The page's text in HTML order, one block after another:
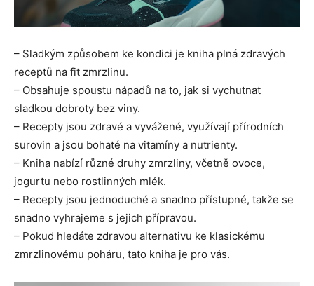
– Sladkým způsobem ke kondici je kniha plná zdravých
receptů na fit zmrzlinu.
– Obsahuje spoustu nápadů na to, jak si vychutnat
sladkou dobroty bez viny.
– Recepty jsou zdravé a vyvážené, využívají přírodních
surovin a jsou bohaté na vitamíny a nutrienty.
– Kniha nabízí různé druhy zmrzliny, včetně ovoce,
jogurtu nebo rostlinných mlék.
– Recepty jsou jednoduché a snadno přístupné, takže se
snadno vyhrajeme s jejich přípravou.
– Pokud hledáte zdravou alternativu ke klasickému
zmrzlinovému poháru, tato kniha je pro vás.